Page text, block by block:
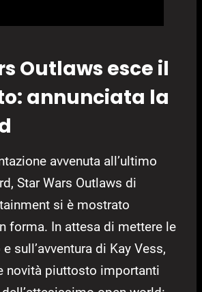
Outlaws esce il
annunciata la
avvenuta all’ultimo
Star Wars Outlaws di
si è mostrato
forma. In attesa di mettere le
sull’avventura di Kay Vess,
novità piuttosto importanti